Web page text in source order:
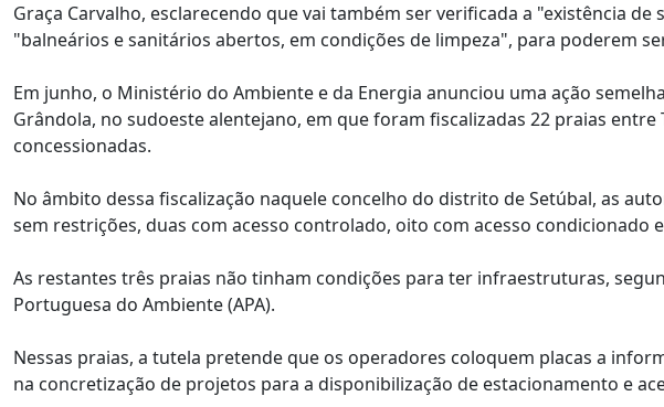
Graça Carvalho, esclarecendo que vai também ser verificada a "existência
"balneários e sanitários abertos, em condições de limpeza", para poderem
Em junho, o Ministério do Ambiente e da Energia anunciou uma ação
Grândola, no sudoeste alentejano, em que foram fiscalizadas 22 praias entre
concessionadas.
No âmbito dessa fiscalização naquele concelho do distrito de Setúbal, as
sem restrições, duas com acesso controlado, oito com acesso condicionado
As restantes três praias não tinham condições para ter infraestruturas,
Portuguesa do Ambiente (APA).
Nessas praias, a tutela pretende que os operadores coloquem placas a
na concretização de projetos para a disponibilização de estacionamento e